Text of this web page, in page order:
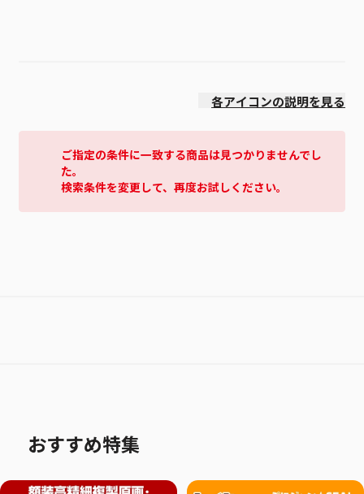
各アイコンの説明を見る
ご指定の条件に一致する商品は見つかりませんでし
た。
検索条件を変更して、再度お試しください。
おすすめ特集